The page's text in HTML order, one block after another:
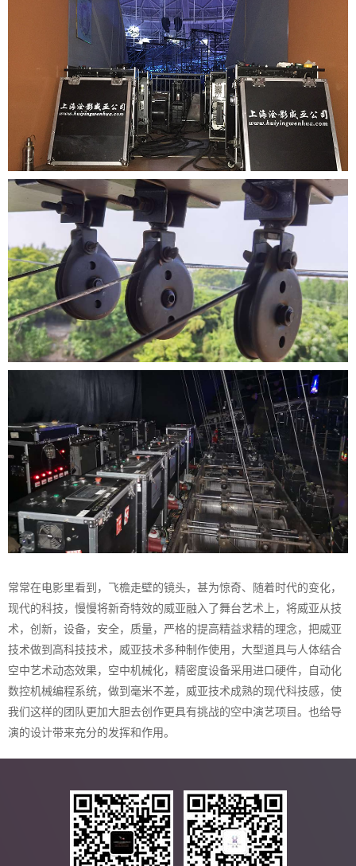
常常在电影里看到，飞檐走壁的镜头，甚为惊奇、随着时代的变化，
现代的科技，慢慢将新奇特效的威亚融入了舞台艺术上，将威亚从技
术，创新，设备，安全，质量，严格的提高精益求精的理念，把威亚
技术做到高科技技术，威亚技术多种制作使用，大型道具与人体结合
空中艺术动态效果，空中机械化，精密度设备采用进口硬件，自动化
数控机械编程系统，做到毫米不差，威亚技术成熟的现代科技感，使
我们这样的团队更加大胆去创作更具有挑战的空中演艺项目。也给导
演的设计带来充分的发挥和作用。